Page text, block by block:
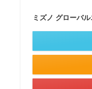
ミズノ グローバ